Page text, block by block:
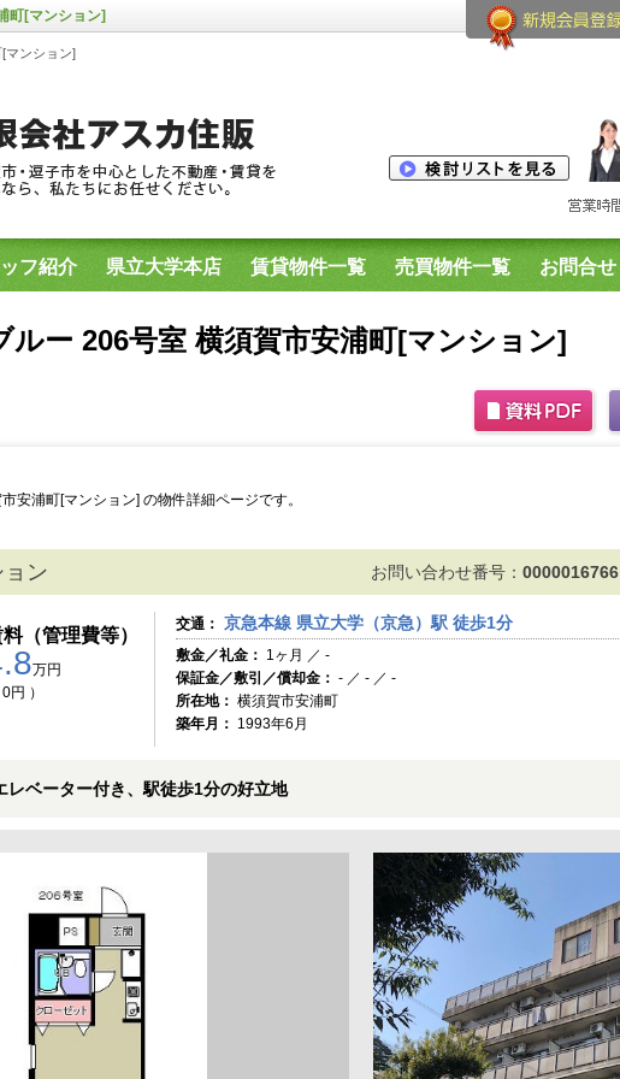
町[マンション]
マンション]
フ紹介 県立大学本店 賃貸物件一覧 売買物件一覧 お問合せ
歯科大学生用物件 横須賀市内のプリマシリーズ空室一覧
ルー 206号室 横須賀市安浦町[マンション]
安浦町[マンション] の物件詳細ページです。
ン お問い合わせ番号： 0000016766
（管理費等）
万円
0円 ）
交通： 京急本線 県立大学（京急）駅 徒歩1分
敷金／礼金： 1ヶ月 ／ -
保証金／敷引／償却金： - ／ - ／ -
所在地： 横須賀市安浦町
築年月： 1993年6月
レベーター付き、駅徒歩1分の好立地